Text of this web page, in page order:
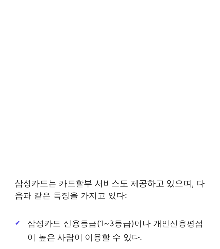
삼성카드는 카드할부 서비스도 제공하고 있으며, 다
음과 같은 특징을 가지고 있다:
삼성카드 신용등급(1~3등급)이나 개인신용평점
이 높은 사람이 이용할 수 있다.